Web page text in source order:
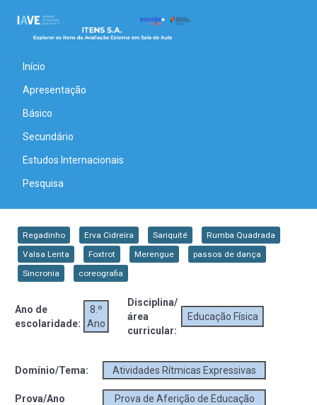
Início
Apresentação
Básico
Secundário
Estudos Internacionais
Pesquisa
Regadinho Erva Cidreira Sariquité
Rumba Quadrada
Valsa Lenta
Foxtrot Merengue
passos de dança
Sincronia
coreografia
Ano de
escolaridade:
8.º
Ano
Disciplina/
área
curricular:
Educação Física
Domínio/Tema: Atividades Rítmicas Expressivas
Prova/Ano
Prova de Aferição de Educação